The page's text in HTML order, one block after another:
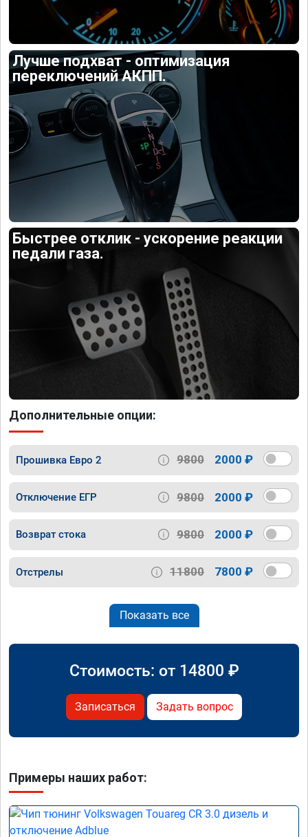
Лучше подхват - оптимизация
переключений АКПП.
Быстрее отклик - ускорение реакции
педали газа.
Дополнительные опции:
Прошивка Евро 2 9800 2000 ₽
Отключение ЕГР 9800 2000 ₽
Возврат стока 9800 2000 ₽
Отстрелы 11800 7800 ₽
Показать все
Стоимость: от 14800 ₽
Записаться Задать вопрос
Примеры наших работ: